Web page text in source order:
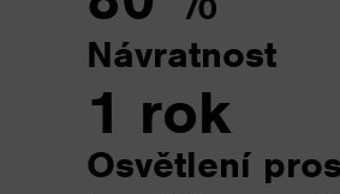
Osvětlení
Návratnost
1 rok